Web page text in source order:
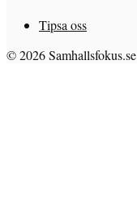
Tipsa oss
© 2026 Samhallsfokus.se